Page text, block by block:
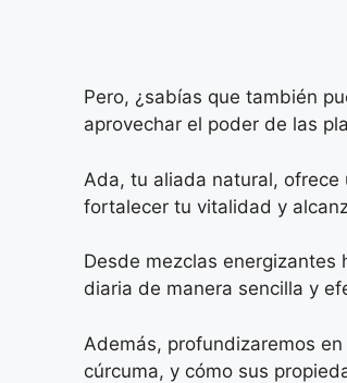
Pero, ¿sabías que también
aprovechar el poder de las
Ada, tu aliada natural,
fortalecer tu vitalidad y
Desde mezclas
diaria de manera sencilla y
Además, profundizaremos
cúrcuma, y cómo sus